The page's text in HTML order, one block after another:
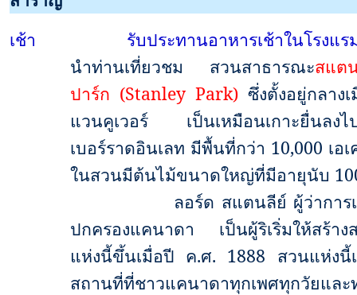
เช้า
รับประทานอาหารเช้าในโรงแร
นำท่านเที่ยวชม สวนสาธารณะสแต
ปาร์ก (Stanley Park) ซึ่งตั้งอยู่กลางเ
แวนคูเวอร์ เป็นเหมือนเกาะยื่นลงไ
เบอร์ราดอินเลท มีพื้นที่กว่า 10,000 เอ
ในสวนมีต้นไม้ขนาดใหญ่ที่มีอายุนับ
ลอร์ด สแตนลีย์ ผู้ว่าการ
ปกครองแคนาดา เป็นผู้ริเริ่มให้สร้าง
แห่งนี้ขึ้นเมื่อปี ค.ศ. 1888 สวนแห่งนี้
สถานที่ที่ชาวแคนาดาทุกเพศทุกวัยและ